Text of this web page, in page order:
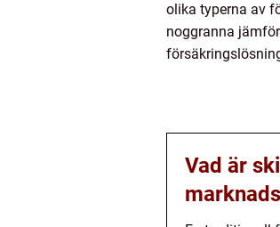
olika typerna av
noggranna
Vad är